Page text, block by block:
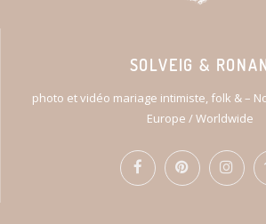
SOLVEIG &
photo et vidéo mariage intimiste, folk & –
Europe / Worldwide